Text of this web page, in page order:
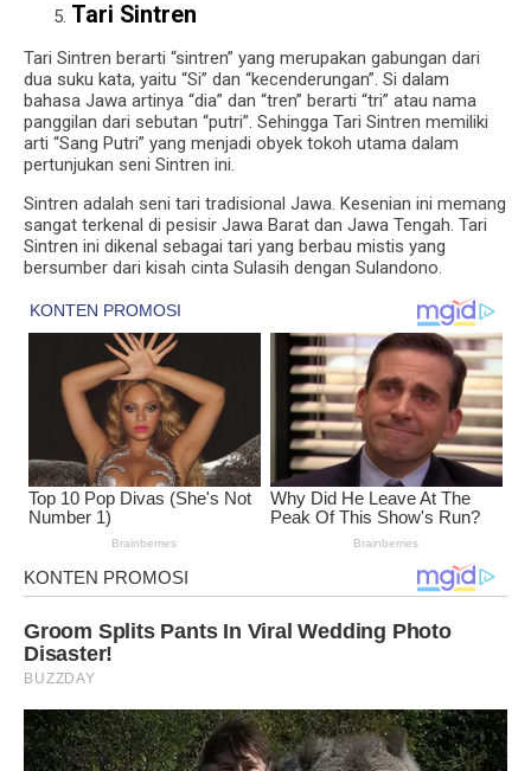
Tari Sintren
Tari Sintren berarti “sintren” yang merupakan gabungan dari
dua suku kata, yaitu “Si” dan “kecenderungan”. Si dalam
bahasa Jawa artinya “dia” dan “tren” berarti “tri” atau nama
panggilan dari sebutan “putri”. Sehingga Tari Sintren memiliki
arti “Sang Putri” yang menjadi obyek tokoh utama dalam
pertunjukan seni Sintren ini.
Sintren adalah seni tari tradisional Jawa. Kesenian ini memang
sangat terkenal di pesisir Jawa Barat dan Jawa Tengah. Tari
Sintren ini dikenal sebagai tari yang berbau mistis yang
bersumber dari kisah cinta Sulasih dengan Sulandono.